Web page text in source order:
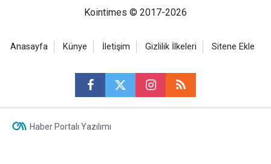
Kointimes © 2017-2026
Anasayfa Künye İletişim Gizlilik İlkeleri Sitene Ekle
Haber Portalı Yazılımı